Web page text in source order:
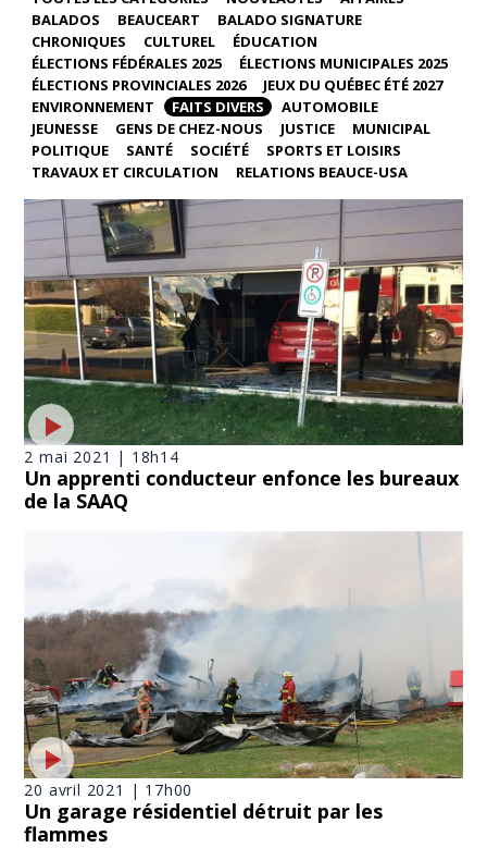
BALADOS
BEAUCEART
BALADO SIGNATURE
CHRONIQUES
CULTUREL
ÉDUCATION
ÉLECTIONS FÉDÉRALES 2025
ÉLECTIONS MUNICIPALES 2025
ÉLECTIONS PROVINCIALES 2026
JEUX DU QUÉBEC ÉTÉ 2027
ENVIRONNEMENT
FAITS DIVERS
AUTOMOBILE
JEUNESSE
GENS DE CHEZ-NOUS JUSTICE
MUNICIPAL
POLITIQUE
SANTÉ SOCIÉTÉ
SPORTS ET LOISIRS
TRAVAUX ET CIRCULATION
RELATIONS BEAUCE-USA
2 mai 2021 | 18h14
Un apprenti conducteur enfonce les bureaux
de la SAAQ
20 avril 2021 | 17h00
Un garage résidentiel détruit par les
flammes